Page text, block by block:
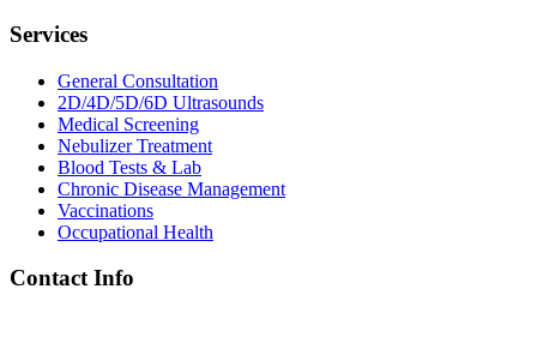
Services
General Consultation
2D/4D/5D/6D Ultrasounds
Medical Screening
Nebulizer Treatment
Blood Tests & Lab
Chronic Disease Management
Vaccinations
Occupational Health
Contact Info